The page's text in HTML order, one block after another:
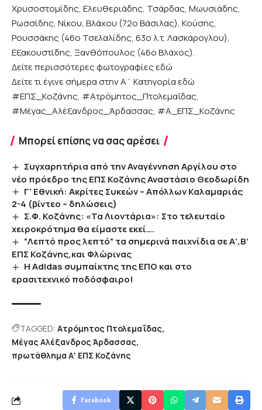
Χρυσοστομίδης, Ελευθεριάδης, Τσάρδας, Μωυσιάδης,
Ρωσσίδης, Νίκου, Βλάχου (72ο Βάσιλας), Κούσης,
Ρουσσάκης (46ο Τσελαλίδης, 63ο λ.τ. Λασκάρογλου),
Εξακουστίδης, Ξανθόπουλος (46ο Βλάχος).
Δείτε περισσότερες φωτογραφίες εδώ
Δείτε τι έγινε σήμερα στην Α΄ Κατηγορία εδώ
#ΕΠΣ_Κοζάνης, #Ατρόμητος_Πτολεμαΐδας,
#Μέγας_Αλέξανδρος_Άρδασσας, #Α_ΕΠΣ_Κοζάνης
Μπορεί επίσης να σας αρέσει
Συγχαρητήρια από την Αναγέννηση Αργίλου στο
νέο πρόεδρο της ΕΠΣ Κοζάνης Αναστάσιο Θεοδωρίδη
Γ’ Εθνική: Ακρίτες Συκεών – Απόλλων Καλαμαριάς
2-4 (βίντεο – δηλώσεις)
Σ.Φ. Κοζάνης: «Τα Λιοντάρια»: Στο τελευταίο
χειροκρότημα θα είμαστε εκεί….
“Λεπτό προς λεπτό” τα σημερινά παιχνίδια σε Α’,Β’
ΕΠΣ Κοζάνης,και Φλώρινας
Η Αdidas συμπαίκτης της ΕΠΟ και στο
ερασιτεχνικό ποδόσφαιρο!
TAGGED: Ατρόμητος Πτολεμαΐδας
Μέγας Αλέξανδρος Άρδασσας
πρωτάθλημα Α' ΕΠΣ Κοζάνης
Facebook